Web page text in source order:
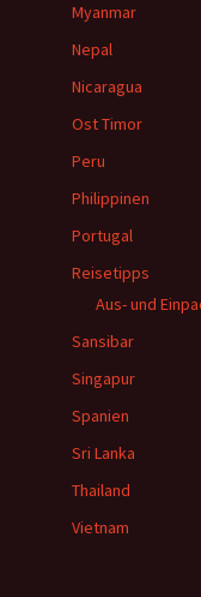
Myanmar
Nepal
Nicaragua
Ost Timor
Peru
Philippinen
Portugal
Reisetipps
Aus- und
Sansibar
Singapur
Spanien
Sri Lanka
Thailand
Vietnam